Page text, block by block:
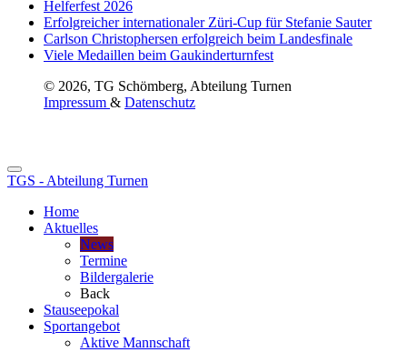
Helferfest 2026
Erfolgreicher internationaler Züri-Cup für Stefanie Sauter
Carlson Christophersen erfolgreich beim Landesfinale
Viele Medaillen beim Gaukinderturnfest
© 2026, TG Schömberg, Abteilung Turnen
Impressum & Datenschutz
TGS - Abteilung Turnen
Home
Aktuelles
News
Termine
Bildergalerie
Back
Stauseepokal
Sportangebot
Aktive Mannschaft